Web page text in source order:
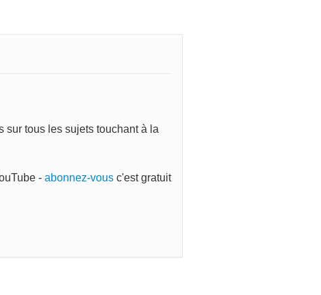
sur tous les sujets touchant à la
- abonnez-vous c'est gratuit